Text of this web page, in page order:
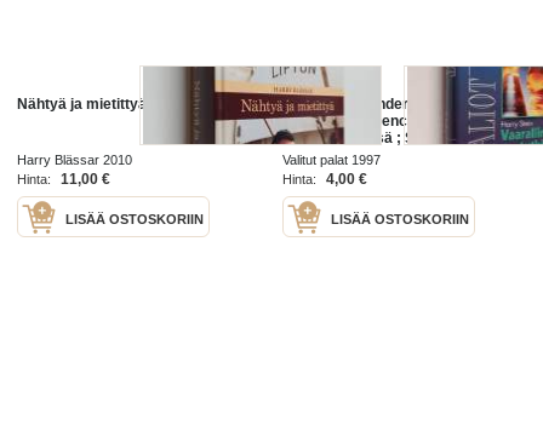
Nähtyä ja mietittyä
Harry Blässar 2010
Hinta:
11,00 €
LISÄÄ OSTOSKORIIN
Kirjavaliot : Finder, Joseph :
Nollahetki ; Spencer, LaVyrle :
Muutosten kesä ; Stein, Harry :
Vaarallinen tutkimus ; Webster,
Elizabeth : Pilven varjot
Valitut palat 1997
Hinta:
4,00 €
LISÄÄ OSTOSKORIIN